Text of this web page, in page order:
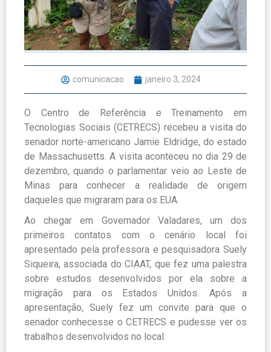
comunicacao janeiro 3, 2024
O Centro de Referência e Treinamento em
Tecnologias Sociais (CETRECS) recebeu a visita do
senador norte-americano Jamie Eldridge, do estado
de Massachusetts. A visita aconteceu no dia 29 de
dezembro, quando o parlamentar veio ao Leste de
Minas para conhecer a realidade de origem
daqueles que migraram para os EUA.
Ao chegar em Governador Valadares, um dos
primeiros contatos com o cenário local foi
apresentado pela professora e pesquisadora Suely
Siqueira, associada do CIAAT, que fez uma palestra
sobre estudos desenvolvidos por ela sobre a
migração para os Estados Unidos. Após a
apresentação, Suely fez um convite para que o
senador conhecesse o CETRECS e pudesse ver os
trabalhos desenvolvidos no local.